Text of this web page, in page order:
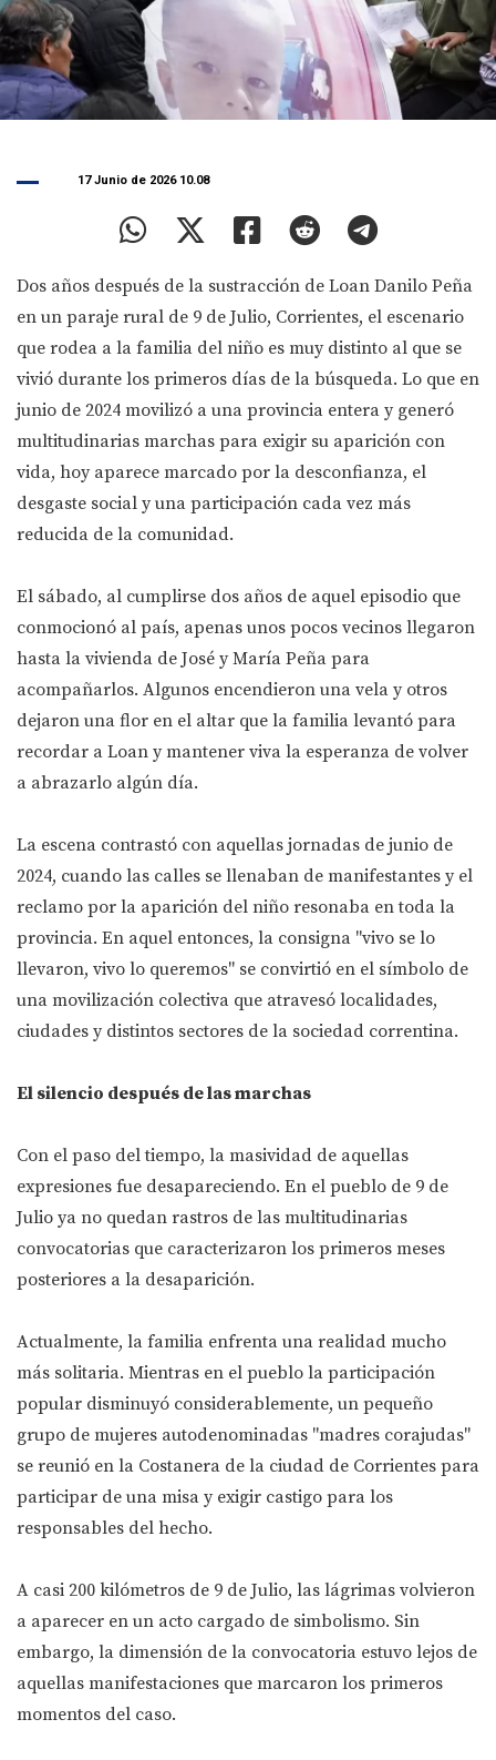
17 Junio de 2026 10.08
Dos años después de la sustracción de Loan Danilo Peña
en un paraje rural de 9 de Julio, Corrientes, el escenario
que rodea a la familia del niño es muy distinto al que se
vivió durante los primeros días de la búsqueda. Lo que en
junio de 2024 movilizó a una provincia entera y generó
multitudinarias marchas para exigir su aparición con
vida, hoy aparece marcado por la desconfianza, el
desgaste social y una participación cada vez más
reducida de la comunidad.
El sábado, al cumplirse dos años de aquel episodio que
conmocionó al país, apenas unos pocos vecinos llegaron
hasta la vivienda de José y María Peña para
acompañarlos. Algunos encendieron una vela y otros
dejaron una flor en el altar que la familia levantó para
recordar a Loan y mantener viva la esperanza de volver
a abrazarlo algún día.
La escena contrastó con aquellas jornadas de junio de
2024, cuando las calles se llenaban de manifestantes y el
reclamo por la aparición del niño resonaba en toda la
provincia. En aquel entonces, la consigna "vivo se lo
llevaron, vivo lo queremos" se convirtió en el símbolo de
una movilización colectiva que atravesó localidades,
ciudades y distintos sectores de la sociedad correntina.
El silencio después de las marchas
Con el paso del tiempo, la masividad de aquellas
expresiones fue desapareciendo. En el pueblo de 9 de
Julio ya no quedan rastros de las multitudinarias
convocatorias que caracterizaron los primeros meses
posteriores a la desaparición.
Actualmente, la familia enfrenta una realidad mucho
más solitaria. Mientras en el pueblo la participación
popular disminuyó considerablemente, un pequeño
grupo de mujeres autodenominadas "madres corajudas"
se reunió en la Costanera de la ciudad de Corrientes para
participar de una misa y exigir castigo para los
responsables del hecho.
A casi 200 kilómetros de 9 de Julio, las lágrimas volvieron
a aparecer en un acto cargado de simbolismo. Sin
embargo, la dimensión de la convocatoria estuvo lejos de
aquellas manifestaciones que marcaron los primeros
momentos del caso.